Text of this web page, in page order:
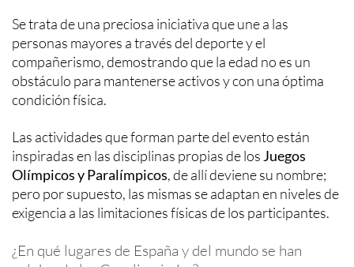
Se trata de una preciosa iniciativa que une a las
personas mayores a través del deporte y el
compañerismo, demostrando que la edad no es un
obstáculo para mantenerse activos y con una óptima
condición física.
Las actividades que forman parte del evento están
inspiradas en las disciplinas propias de los Juegos
Olímpicos y Paralímpicos, de allí deviene su nombre;
pero por supuesto, las mismas se adaptan en niveles de
exigencia a las limitaciones físicas de los participantes.
¿En qué lugares de España y del mundo se han